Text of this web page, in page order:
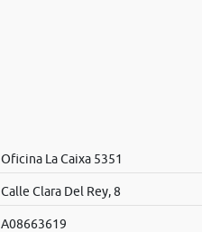
Oficina La Caixa 5351
Calle Clara Del Rey, 8
A08663619